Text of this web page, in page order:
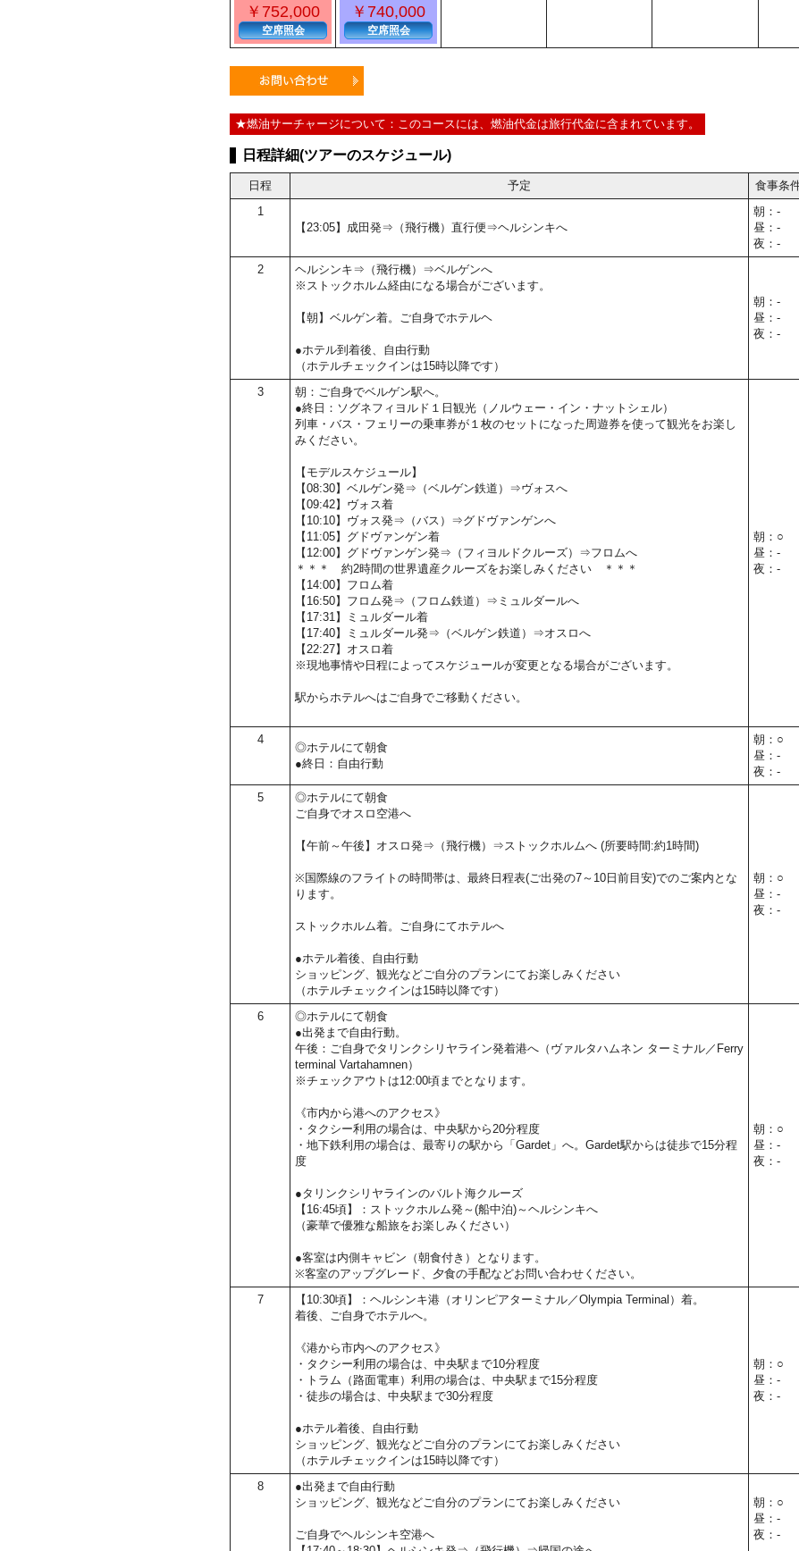
￥752,000
空席照会
￥740,000
空席照会
★燃油サーチャージについて：このコースには、燃油代金は旅行代金に含まれています。
日程詳細(ツアーのスケジュール)
日程 予定 食事条
1
【23:05】成田発⇒（飛行機）直行便⇒ヘルシンキへ
朝：-
昼：-
夜：-
2
ヘルシンキ⇒（飛行機）⇒ベルゲンへ
※ストックホルム経由になる場合がございます。
【朝】ベルゲン着。ご自身でホテルヘ
●ホテル到着後、自由行動
（ホテルチェックインは15時以降です）
朝：-
昼：-
夜：-
3
朝：ご自身でベルゲン駅へ。
●終日：ソグネフィヨルド１日観光（ノルウェー・イン・ナットシェル）
列車・バス・フェリーの乗車券が１枚のセットになった周遊券を使って観光をお楽し
みください。
【モデルスケジュール】
【08:30】ベルゲン発⇒（ベルゲン鉄道）⇒ヴォスへ
【09:42】ヴォス着
【10:10】ヴォス発⇒（バス）⇒グドヴァンゲンへ
【11:05】グドヴァンゲン着
【12:00】グドヴァンゲン発⇒（フィヨルドクルーズ）⇒フロムへ
＊＊＊ 約2時間の世界遺産クルーズをお楽しみください ＊＊＊
【14:00】フロム着
【16:50】フロム発⇒（フロム鉄道）⇒ミュルダールへ
【17:31】ミュルダール着
【17:40】ミュルダール発⇒（ベルゲン鉄道）⇒オスロへ
【22:27】オスロ着
※現地事情や日程によってスケジュールが変更となる場合がございます。
駅からホテルへはご自身でご移動ください。
朝：○
昼：-
夜：-
4
◎ホテルにて朝食
●終日：自由行動
朝：○
昼：-
夜：-
5
◎ホテルにて朝食
ご自身でオスロ空港へ
【午前～午後】オスロ発⇒（飛行機）⇒ストックホルムへ (所要時間:約1時間)
※国際線のフライトの時間帯は、最終日程表(ご出発の7～10日前目安)でのご案内とな
ります。
ストックホルム着。ご自身にてホテルへ
●ホテル着後、自由行動
ショッピング、観光などご自分のプランにてお楽しみください
（ホテルチェックインは15時以降です）
朝：○
昼：-
夜：-
6
◎ホテルにて朝食
●出発まで自由行動。
午後：ご自身でタリンクシリヤライン発着港へ（ヴァルタハムネン ターミナル／Ferry
terminal Vartahamnen）
※チェックアウトは12:00頃までとなります。
《市内から港へのアクセス》
・タクシー利用の場合は、中央駅から20分程度
・地下鉄利用の場合は、最寄りの駅から「Gardet」へ。Gardet駅からは徒歩で15分程
度
●タリンクシリヤラインのバルト海クルーズ
【16:45頃】：ストックホルム発～(船中泊)～ヘルシンキへ
（豪華で優雅な船旅をお楽しみください）
●客室は内側キャビン（朝食付き）となります。
※客室のアップグレード、夕食の手配などお問い合わせください。
朝：○
昼：-
夜：-
7
【10:30頃】：ヘルシンキ港（オリンピアターミナル／Olympia Terminal）着。
着後、ご自身でホテルへ。
《港から市内へのアクセス》
・タクシー利用の場合は、中央駅まで10分程度
・トラム（路面電車）利用の場合は、中央駅まで15分程度
・徒歩の場合は、中央駅まで30分程度
●ホテル着後、自由行動
ショッピング、観光などご自分のプランにてお楽しみください
（ホテルチェックインは15時以降です）
朝：○
昼：-
夜：-
8
●出発まで自由行動
ショッピング、観光などご自分のプランにてお楽しみください
ご自身でヘルシンキ空港へ
朝：○
昼：-
夜：-